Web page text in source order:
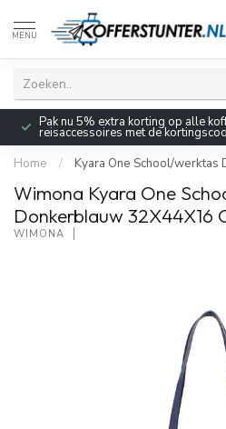
MENU
Pak nu 5% extra korting op alle
reisaccessoires met de
Home / Kyara One School/werktas
Wimona Kyara One
Donkerblauw 32X44X16
WIMONA